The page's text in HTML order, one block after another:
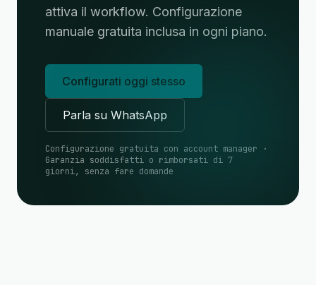
attiva il workflow. Configurazione
manuale gratuita inclusa in ogni piano.
Configurati oggi stesso
Parla su WhatsApp
Configurazione gratuita con account manager ·
Garanzia soddisfatti o rimborsati di 7
giorni, senza fare domande